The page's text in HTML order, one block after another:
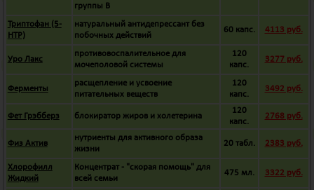
группы B
Триптофан (5-
HTP)
натуральный антидепрессант без
побочных действий
60 капс. 4113 руб.
Уро Лакс
противовоспалительное для
мочеполовой системы
120
капс.
3277 руб.
Ферменты
расщепление и усвоение
питательных веществ
120
капс.
3492 руб.
Фет Грэбберз блокиратор жиров и холетерина
120
капс.
2768 руб.
Физ Актив
нутриенты для активного образа
жизни
20 табл. 2383 руб.
Хлорофилл
Жидкий
Концентрат - "скорая помощь" для
всей семьи
475 мл. 3322 руб.